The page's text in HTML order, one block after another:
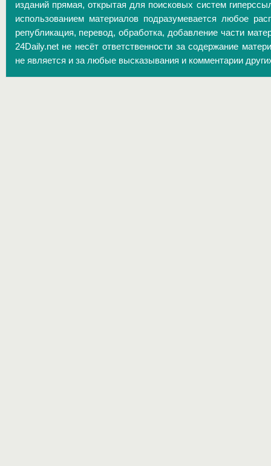
изданий прямая, открытая для поисковых систем
использованием материалов подразумевается любое
републикация, перевод, обработка, добавление части
24Daily.net не несёт ответственности за содержание
не является и за любые высказывания и комментарии